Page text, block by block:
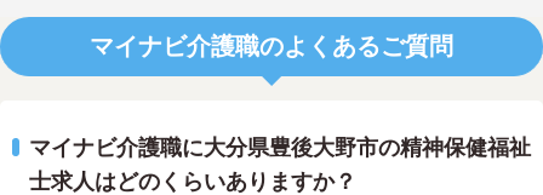
マイナビ介護職のよくあるご質問
マイナビ介護職に大分県豊後大野市の精神保健福祉
士求人はどのくらいありますか？